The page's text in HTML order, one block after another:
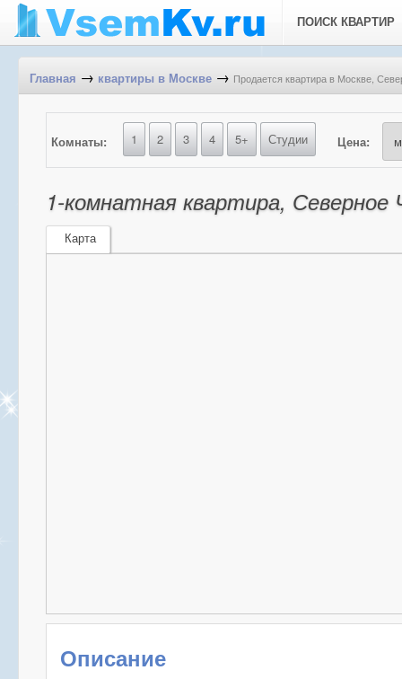
ПОИСК КВАРТИР
Главная → квартиры в Москве → Продается квартира в Москве,
Комнаты: 1 2 3 4 5+ Студии Цена:
1-комнатная квартира, Северное
Карта
Описание